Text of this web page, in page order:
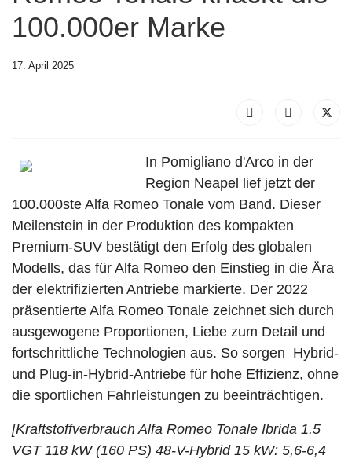
100.000er Marke
17. April 2025
In Pomigliano d'Arco in der
Region Neapel lief jetzt der
100.000ste Alfa Romeo Tonale vom Band. Dieser
Meilenstein in der Produktion des kompakten
Premium-SUV bestätigt den Erfolg des globalen
Modells, das für Alfa Romeo den Einstieg in die Ära
der elektrifizierten Antriebe markierte. Der 2022
präsentierte Alfa Romeo Tonale zeichnet sich durch
ausgewogene Proportionen, Liebe zum Detail und
fortschrittliche Technologien aus. So sorgen Hybrid-
und Plug-in-Hybrid-Antriebe für hohe Effizienz, ohne
die sportlichen Fahrleistungen zu beeinträchtigen.
[Kraftstoffverbrauch Alfa Romeo Tonale Ibrida 1.5
VGT 118 kW (160 PS) 48-V-Hybrid 15 kW: 5,6-6,4